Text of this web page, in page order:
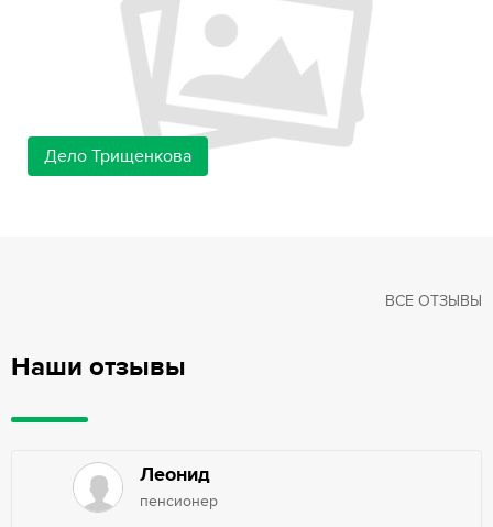
Дело Трищенкова
Наши отзывы
ВСЕ ОТЗЫВЫ
Леонид
пенсионер